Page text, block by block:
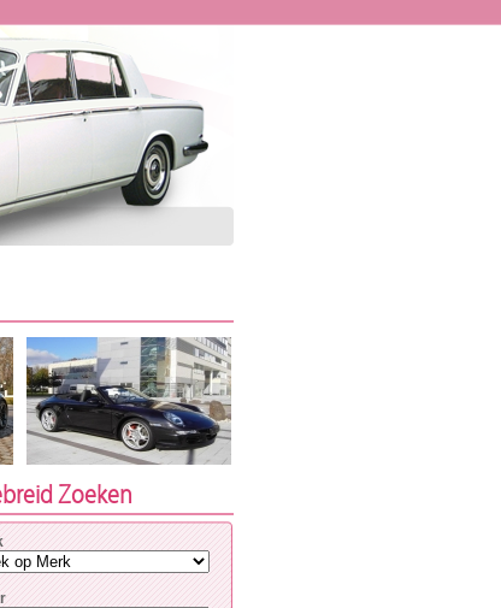
Zoeken